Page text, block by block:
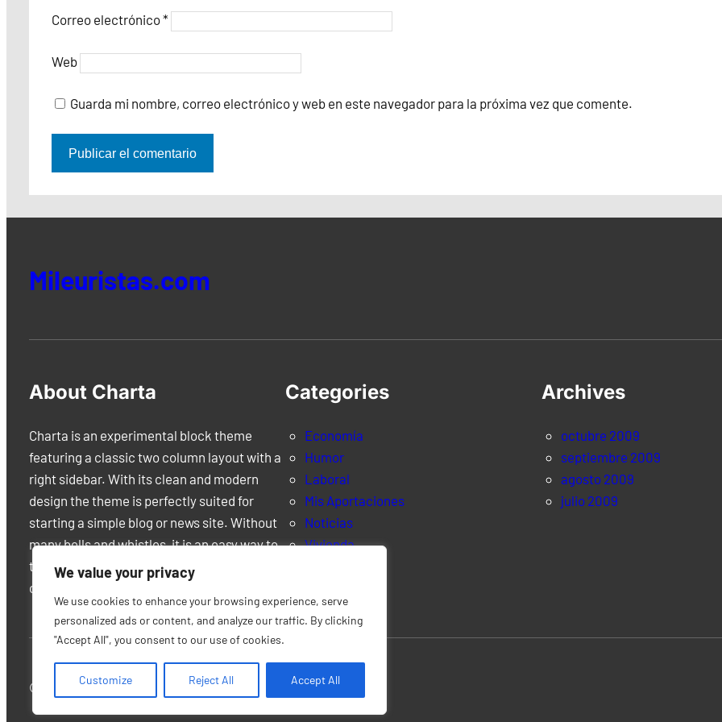
We value your privacy
We use cookies to enhance your browsing experience, serve
personalized ads or content, and analyze our traffic. By clicking
"Accept All", you consent to our use of cookies.
Customize Reject All Accept All
Correo electrónico*
Web
Guarda mi nombre, correo electrónico y web en este navegador para la próxima vez que comente.
Mileuristas.com
About Charta
Charta is an experimental block theme
featuring a classic two column layout with a
right sidebar. With its clean and modern
design the theme is perfectly suited for
starting a simple blog or news site. Without
many bells and whistles, it is an easy way to
try out the new Full Site Editing experience
of WordPress.
Categories
Economía
Humor
Laboral
Mis Aportaciones
Noticias
Vivienda
Archives
octubre 2009
septiembre 2009
agosto 2009
julio 2009
© 2022 Mileuristas.com